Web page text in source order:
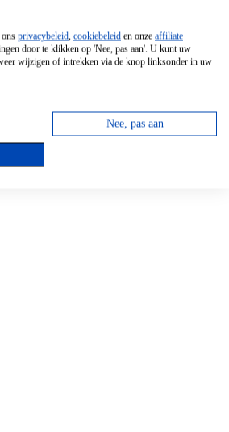
Kookplaat
privacybeleid, cookiebeleid en onze affiliate
door te klikken op 'Nee, pas aan'. U kunt uw
wijzigen of intrekken via de knop linksonder in uw
Nee, pas aan